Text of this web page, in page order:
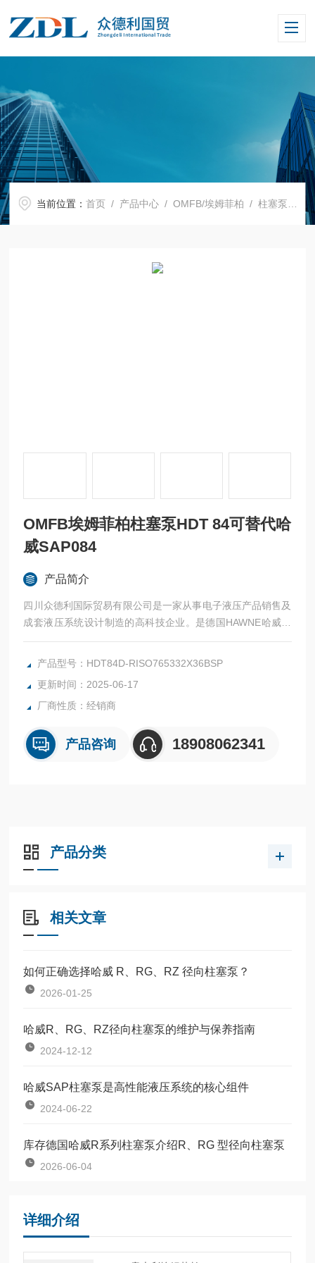
当前位置：首页 / 产品中心 /OMFB/埃姆菲柏 /柱塞泵 /
OMFB埃姆菲柏柱塞泵HDT 84可替代哈
威SAP084
产品简介
四川众德利国际贸易有限公司是一家从事电子液压产品销售及
成套液压系统设计制造的高科技企业。是德国HAWNE哈威，
美国威格土(VICKERS)，万福乐Wandftuh和法国力度克HYDR
O LEDUC的代理商。OMFB埃姆菲柏柱塞泵HDT 84可替代哈
产品型号：HDT84D-RISO765332X36BSP
更新时间：2025-06-17
厂商性质：经销商
产品咨询 18908062341
产品分类
相关文章
如何正确选择哈威 R、RG、RZ 径向柱塞泵？
2026-01-25
哈威R、RG、RZ径向柱塞泵的维护与保养指南
2024-12-12
哈威SAP柱塞泵是高性能液压系统的核心组件
2024-06-22
库存德国哈威R系列柱塞泵介绍R、RG 型径向柱塞泵
2026-06-04
详细介绍